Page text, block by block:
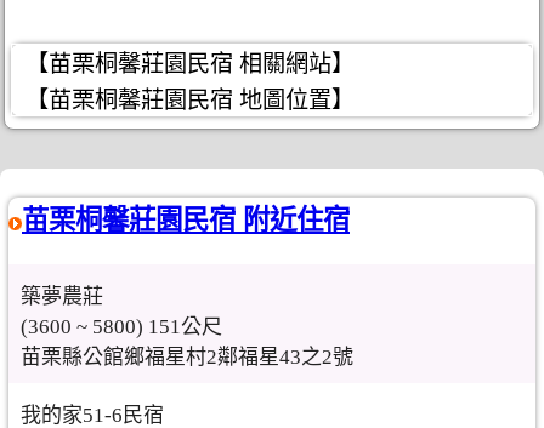
【苗栗桐馨莊園民宿 相關網站】
【苗栗桐馨莊園民宿 地圖位置】
苗栗桐馨莊園民宿 附近住宿
築夢農莊
(3600 ~ 5800) 151公尺
苗栗縣公館鄉福星村2鄰福星43之2號
我的家51-6民宿